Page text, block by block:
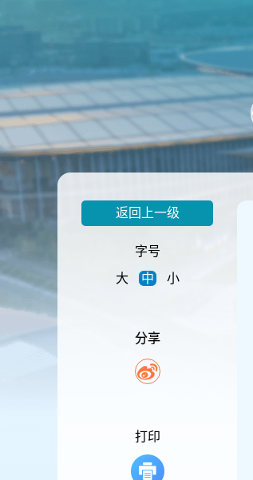
主
要
内
容
区
域
返回上一级
字号
大
中 小
分享
打印